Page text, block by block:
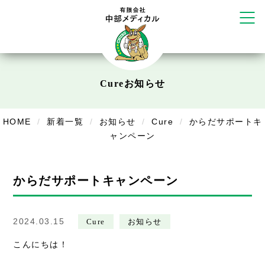
塚店
Cure
デイサービスあやめ
お知らせ
Cureお知らせ
HOME 新着一覧 お知らせ Cure
からだサポートキ
ャンペーン
からだサポートキャンペーン
2024.03.15 Cure お知らせ
こんにちは！